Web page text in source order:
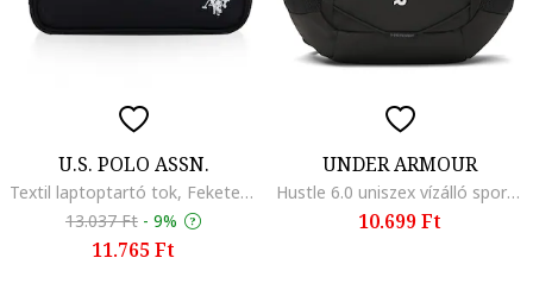
U.S. POLO ASSN.
Textil laptoptartó tok, Fekete, 29.5x20x1
13.037 Ft - 9%
11.765 Ft
UNDER ARMOUR
Hustle 6.0 uniszex vízálló sporthátizsák - 26 l, Fehér/Fekete
10.699 Ft